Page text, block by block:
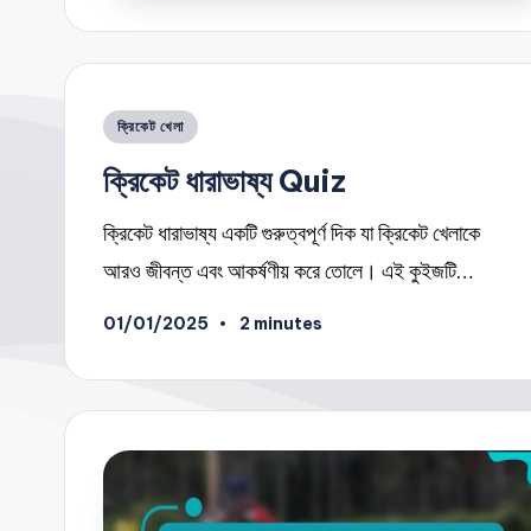
Posted
ক্রিকেট খেলা
ক্রিকেট ধারাভাষ্য Quiz
ক্রিকেট ধারাভাষ্য একটি গুরুত্বপূর্ণ দিক যা ক্রিকেট খেলাকে
আরও জীবন্ত এবং আকর্ষণীয় করে তোলে। এই কুইজটি…
01/01/2025 2 minutes